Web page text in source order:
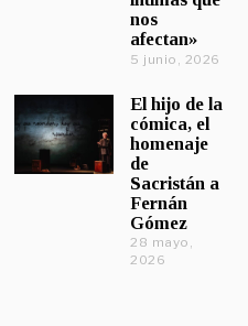
nos
afectan»
5 junio, 2026
El hijo de la
cómica, el
homenaje
de
Sacristán a
Fernán
Gómez
28 mayo,
2026